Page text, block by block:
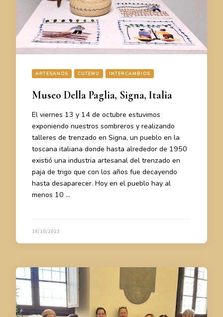
ARTESANOS CUTEMU INTERCAMBIOS
Museo Della Paglia, Signa, Italia
El viernes 13 y 14 de octubre estuvimos
exponiendo nuestros sombreros y realizando
talleres de trenzado en Signa, un pueblo en la
toscana italiana donde hasta alrededor de 1950
existió una industria artesanal del trenzado en
paja de trigo que con los años fue decayendo
hasta desaparecer. Hoy en el pueblo hay al
menos 10 …
16/10/2023